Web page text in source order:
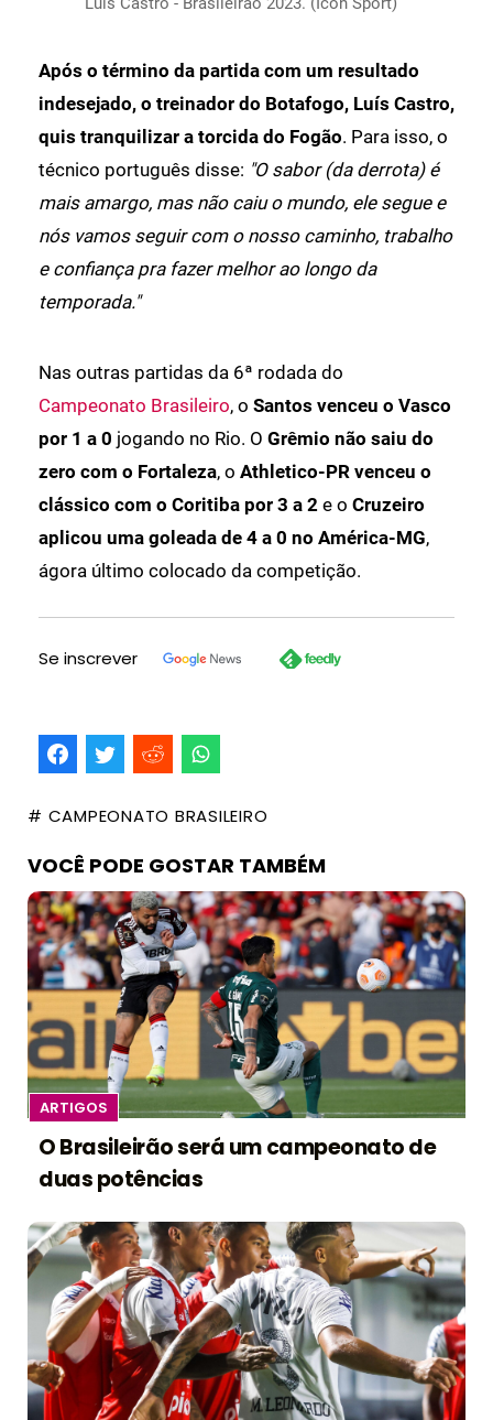
Após o término da partida com um resultado
indesejado, o treinador do Botafogo, Luís Castro,
quis tranquilizar a torcida do Fogão. Para isso, o
técnico português disse: "O sabor (da derrota) é
mais amargo, mas não caiu o mundo, ele segue e
nós vamos seguir com o nosso caminho, trabalho
e confiança pra fazer melhor ao longo da
temporada."
Nas outras partidas da 6ª rodada do
Campeonato Brasileiro, o Santos venceu o Vasco
por 1 a 0 jogando no Rio. O Grêmio não saiu do
zero com o Fortaleza, o Athletico-PR venceu o
clássico com o Coritiba por 3 a 2 e o Cruzeiro
aplicou uma goleada de 4 a 0 no América-MG,
ágora último colocado da competição.
Se inscrever
# CAMPEONATO BRASILEIRO
VOCÊ PODE GOSTAR TAMBÉM
ARTIGOS
O Brasileirão será um campeonato de
duas potências